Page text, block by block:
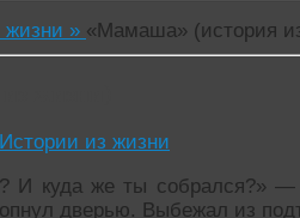
жизни » «Мамаша» (история
Истории из жизни
И куда же ты собрался?»
дверью. Выбежал из